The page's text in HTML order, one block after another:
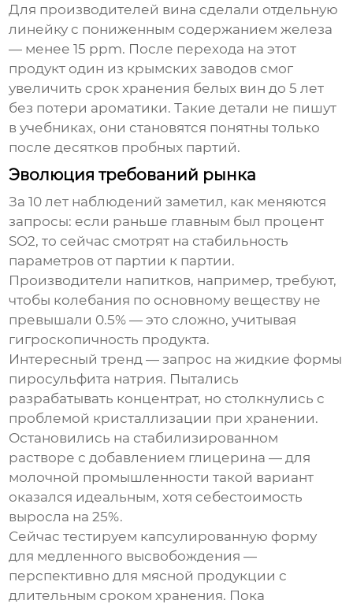
Для производителей вина сделали отдельную
линейку с пониженным содержанием железа
— менее 15 ppm. После перехода на этот
продукт один из крымских заводов смог
увеличить срок хранения белых вин до 5 лет
без потери ароматики. Такие детали не пишут
в учебниках, они становятся понятны только
после десятков пробных партий.
Эволюция требований рынка
За 10 лет наблюдений заметил, как меняются
запросы: если раньше главным был процент
SO2, то сейчас смотрят на стабильность
параметров от партии к партии.
Производители напитков, например, требуют,
чтобы колебания по основному веществу не
превышали 0.5% — это сложно, учитывая
гигроскопичность продукта.
Интересный тренд — запрос на жидкие формы
пиросульфита натрия. Пытались
разрабатывать концентрат, но столкнулись с
проблемой кристаллизации при хранении.
Остановились на стабилизированном
растворе с добавлением глицерина — для
молочной промышленности такой вариант
оказался идеальным, хотя себестоимость
выросла на 25%.
Сейчас тестируем капсулированную форму
для медленного высвобождения —
перспективно для мясной продукции с
длительным сроком хранения. Пока